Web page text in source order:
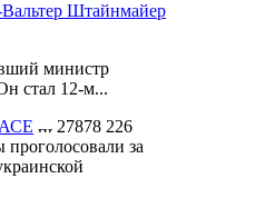
Штайнмайер
министр
стал 12-м...
27878 226
за